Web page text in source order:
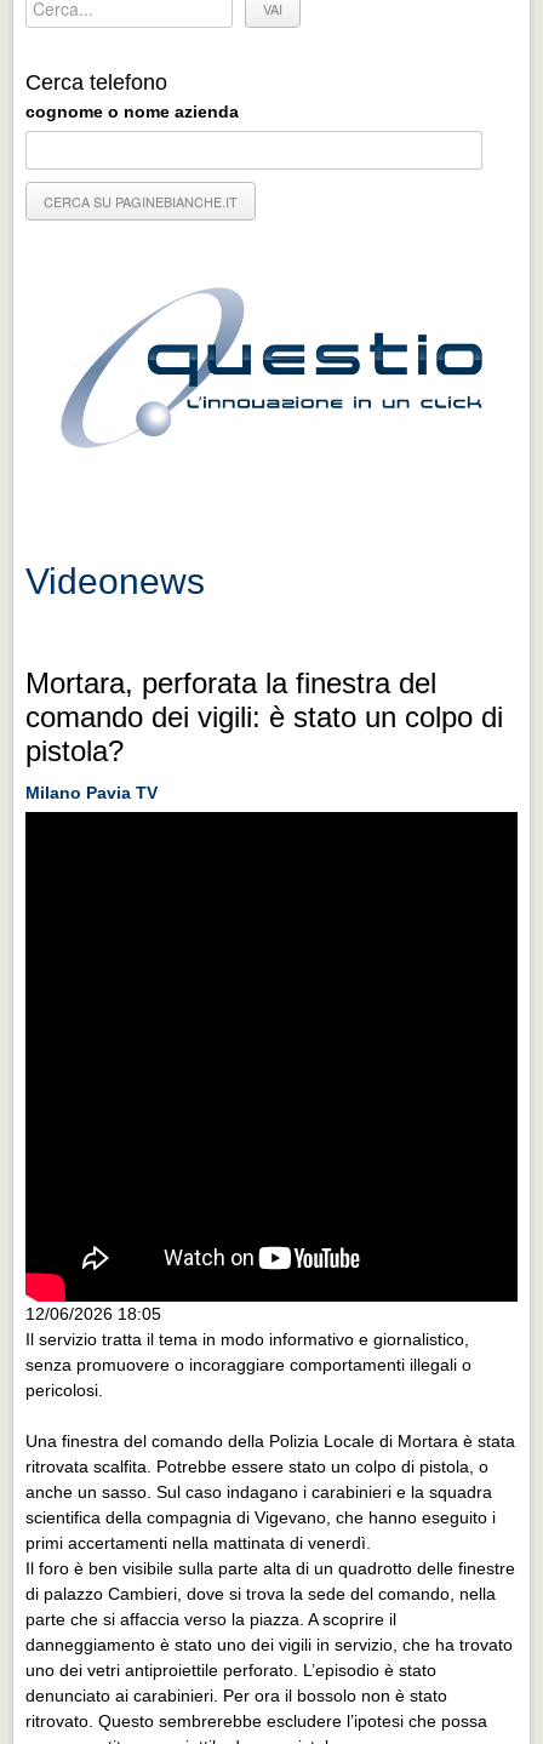
EVENTI
Eventi Vigevano
Eventi Vigevano
Eventi Pavia
Cerca telefono
cognome o nome azienda
Videonews
Mortara, perforata la finestra del
comando dei vigili: è stato un colpo di
pistola?
Milano Pavia TV
12/06/2026 18:05
Il servizio tratta il tema in modo informativo e giornalistico,
senza promuovere o incoraggiare comportamenti illegali o
pericolosi.
Una finestra del comando della Polizia Locale di Mortara è stata
ritrovata scalfita. Potrebbe essere stato un colpo di pistola, o
anche un sasso. Sul caso indagano i carabinieri e la squadra
scientifica della compagnia di Vigevano, che hanno eseguito i
primi accertamenti nella mattinata di venerdì.
Il foro è ben visibile sulla parte alta di un quadrotto delle finestre
di palazzo Cambieri, dove si trova la sede del comando, nella
parte che si affaccia verso la piazza. A scoprire il
danneggiamento è stato uno dei vigili in servizio, che ha trovato
uno dei vetri antiproiettile perforato. L’episodio è stato
denunciato ai carabinieri. Per ora il bossolo non è stato
ritrovato. Questo sembrerebbe escludere l’ipotesi che possa